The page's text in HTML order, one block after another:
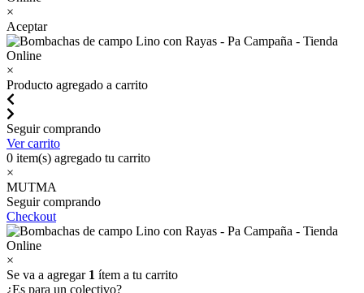
×
Aceptar
×
Producto agregado a carrito
Seguir comprando
Ver carrito
0 item(s) agregado tu carrito
×
MUTMA
Seguir comprando
Checkout
×
Se va a agregar 1 ítem a tu carrito
¿Es para un colectivo?